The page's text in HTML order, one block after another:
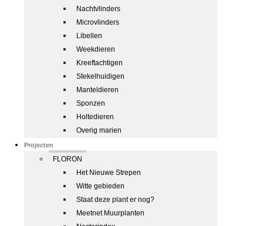
Nachtvlinders
Microvlinders
Libellen
Weekdieren
Kreeftachtigen
Stekelhuidigen
Manteldieren
Sponzen
Holtedieren
Overig marien
Projecten
FLORON
Het Nieuwe Strepen
Witte gebieden
Staat deze plant er nog?
Meetnet Muurplanten